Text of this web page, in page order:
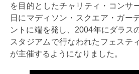
を目的としたチャリティ・コンサ
日にマディソン・スクエア・ガー
ントに端を発し、2004年にダラス
スタジアムで行なわれたフェステ
が主催するようになりました。